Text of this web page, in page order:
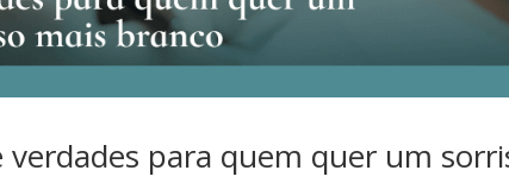
para quem quer um